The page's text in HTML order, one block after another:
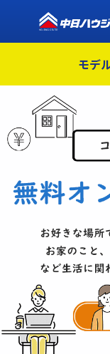
モデ